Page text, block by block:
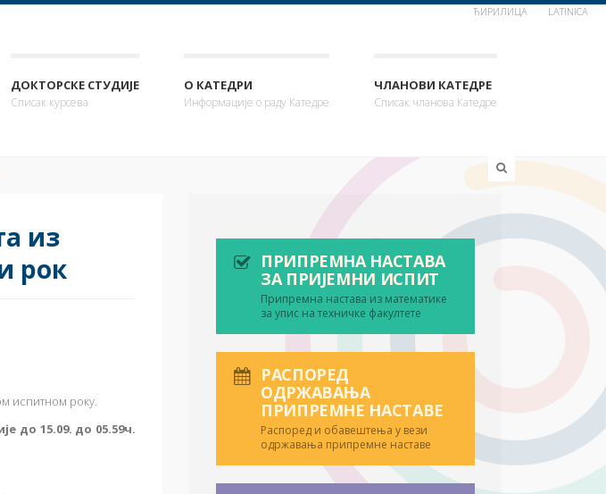
ЋИРИЛИЦА LATINICA
ДОКТОРСКЕ СТУДИЈЕ
Списак курсева
О КАТЕДРИ
Информације о раду Катедре
ЧЛАНОВИ КАТЕДРЕ
Списак чланова Катедре
из
рок
испитном року.
до 15.09. до 05.59ч.
ПРИПРЕМНА НАСТАВА
ЗА ПРИЈЕМНИ ИСПИТ
Припремна настава из математике
за упис на техничке факултете
РАСПОРЕД
ОДРЖАВАЊА
ПРИПРЕМНЕ НАСТАВЕ
Распоред и обавештења у вези
одржавања припремне наставе